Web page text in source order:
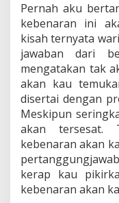
Pernah aku
kebenaran ini
kisah ternyata
jawaban dari
mengatakan tak
akan kau
disertai dengan
Meskipun
akan tersesat.
kebenaran akan
kerap kau
kebenaran akan